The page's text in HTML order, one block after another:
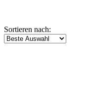
Sortieren nach: